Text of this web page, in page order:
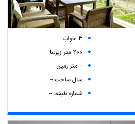
3 خواب
200 متر زیربنا
-- متر زمین
سال ساخت --
شماره طبقه: --